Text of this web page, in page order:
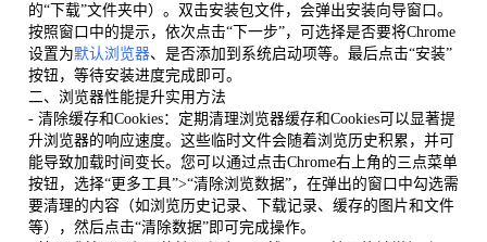
的“下载”文件夹中）。双击安装包文件，会弹出安装向导窗口。
按照窗口中的提示，依次点击“下一步”，可选择是否要将Chrome
设置为默认浏览器、是否添加到系统启动项等。最后点击“安装”
按钮，等待安装进度完成即可。
二、浏览器性能提升实用方法
- 清除缓存和Cookies：定期清理浏览器缓存和Cookies可以显著提
升浏览器的响应速度。这些临时文件会随着浏览历史积累，并可
能导致加载时间变长。您可以通过点击Chrome右上角的三点菜单
按钮，选择“更多工具”>“清除浏览数据”，在弹出的窗口中勾选需
要清理的内容（如浏览历史记录、下载记录、缓存的图片和文件
等），然后点击“清除数据”即可完成操作。